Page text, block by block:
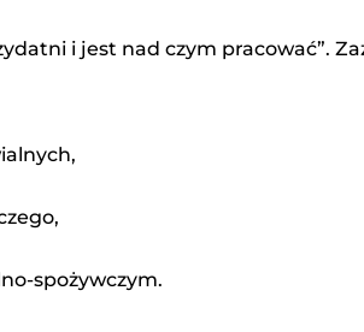
i jest nad czym pracować”.
spożywczym.